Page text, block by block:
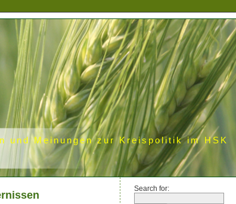
und Meinungen zur Kreispolitik im HSK
Search for: